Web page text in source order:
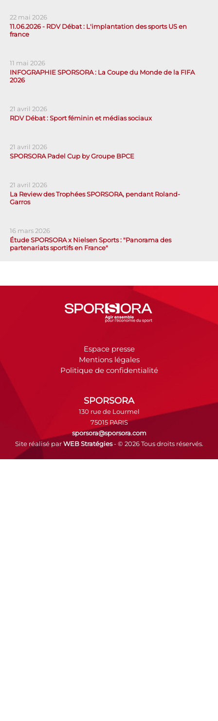
22 mai 2026
11.06.2026 - RDV Débat : L'implantation des sports US en
france
11 mai 2026
INFOGRAPHIE SPORSORA : La Coupe du Monde de la FIFA
2026
21 avril 2026
RDV Débat : Sport féminin et médias sociaux
21 avril 2026
SPORSORA Padel Cup by Groupe BPCE
21 avril 2026
La Review des Trophées SPORSORA, pendant Roland-
Garros
16 mars 2026
Étude SPORSORA x Nielsen Sports : "Panorama des
partenariats sportifs en France"
Espace presse
Mentions légales
Politique de confidentialité
SPORSORA
130 rue de Lourmel
75015 PARIS
sporsora@sporsora.com
Site réalisé parWEB Stratégies- © 2026 Tous droits réservés.